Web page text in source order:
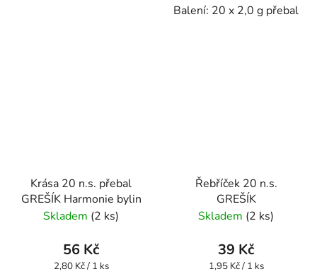
Balení: 20 x 2,0 g přebal
Krása 20 n.s. přebal
GREŠÍK Harmonie bylin
Skladem (2 ks)
56 Kč
Měrná
2,80 Kč / 1 ks
Řebříček 20 n.s.
GREŠÍK
Skladem (2 ks)
39 Kč
Měrná
1,95 Kč / 1 ks